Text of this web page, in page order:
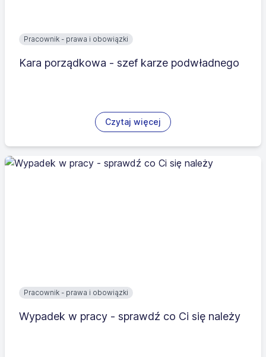
Pracownik - prawa i obowiązki
Kara porządkowa - szef karze podwładnego
Czytaj więcej
Pracownik - prawa i obowiązki
Wypadek w pracy - sprawdź co Ci się należy